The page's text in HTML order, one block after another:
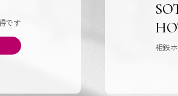
です
相鉄